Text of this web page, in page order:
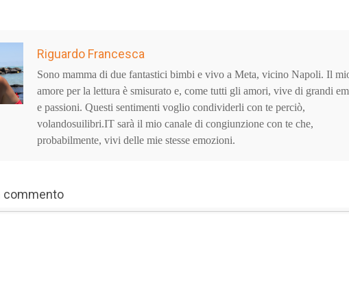
Riguardo Francesca
Sono mamma di due fantastici bimbi e vivo a Meta, vicino Napoli. Il
amore per la lettura è smisurato e, come tutti gli amori, vive di grandi
e passioni. Questi sentimenti voglio condividerli con te perciò,
volandosuilibri.IT sarà il mio canale di congiunzione con te che,
probabilmente, vivi delle mie stesse emozioni.
commento